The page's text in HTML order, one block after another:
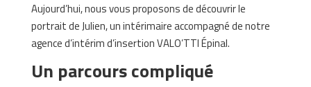
Aujourd’hui, nous vous proposons de découvrir le
portrait de Julien, un intérimaire accompagné de notre
agence d’intérim d’insertion VALO’TTI Épinal.
Un parcours compliqué